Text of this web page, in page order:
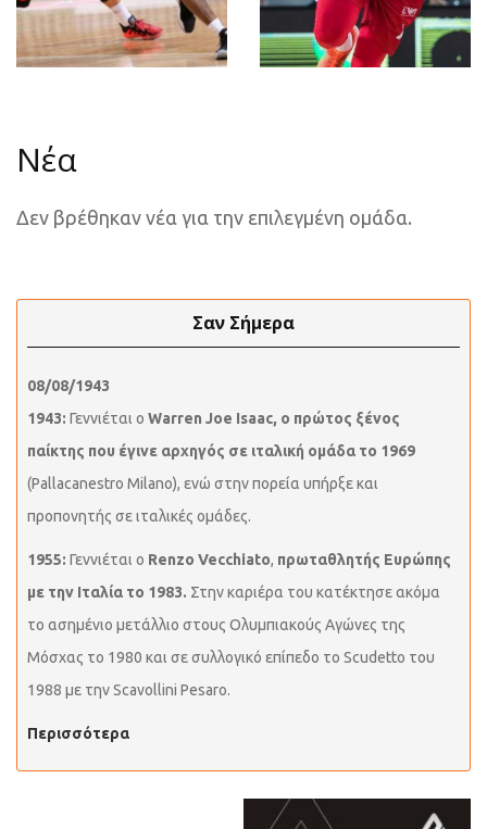
Νέα
Δεν βρέθηκαν νέα για την επιλεγμένη ομάδα.
Σαν Σήμερα
08/08/1943
1943: Γεννιέται ο Warren Joe Isaac, ο πρώτος ξένος
παίκτης που έγινε αρχηγός σε ιταλική ομάδα το 1969
(Pallacanestro Milano), ενώ στην πορεία υπήρξε και
προπονητής σε ιταλικές ομάδες.
1955: Γεννιέται ο Renzo Vecchiato, πρωταθλητής Ευρώπης
με την Ιταλία το 1983. Στην καριέρα του κατέκτησε ακόμα
το ασημένιο μετάλλιο στους Ολυμπιακούς Αγώνες της
Μόσχας το 1980 και σε συλλογικό επίπεδο το Scudetto του
1988 με την Scavollini Pesaro.
Περισσότερα